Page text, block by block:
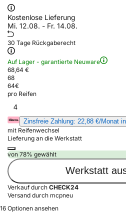
Kostenlose Lieferung
Mi. 12.08. - Fr. 14.08.
30 Tage Rückgaberecht
Auf Lager - garantierte Neuware
68,64 €
68
64€
pro Reifen
4
Zinsfreie Zahlung: 22,88 €/Monat
mit Reifenwechsel
Lieferung an die Werkstatt
von 78% gewählt
Werkstatt
Verkauf durch CHECK24
Versand durch mcpneu
16 Optionen ansehen